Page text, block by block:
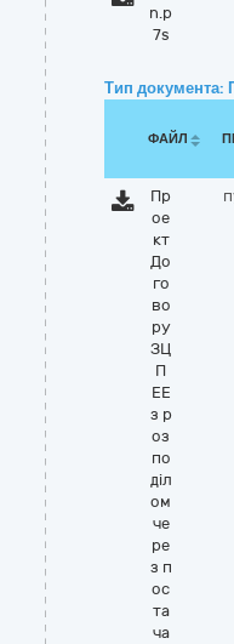
n.p
7s
Тип документа:
ФАЙЛ
Пр
ое
кт
До
го
во
ру
ЗЦ
П
ЕЕ
з р
оз
по
діл
ом
че
ре
з п
ос
та
ча